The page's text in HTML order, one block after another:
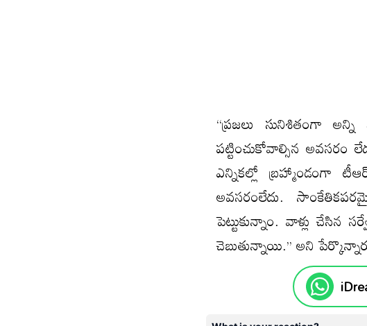
‘‘ప్రజలు సునిశితంగా
పట్టించుకోవాల్సిన అవసరం
ఎన్నికల్లో బ్రహ్మాండంగా
అవసరంలేదు.
పెట్టుకున్నాం. వాళ్లు చేసిన
చెబుతున్నాయి.’’ అని